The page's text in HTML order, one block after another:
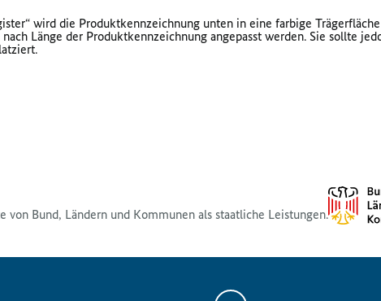
wird die Produktkennzeichnung unten in eine farbige
Länge der Produktkennzeichnung angepasst werden. Sie sollte
Bund, Ländern und Kommunen als staatliche Leistungen.